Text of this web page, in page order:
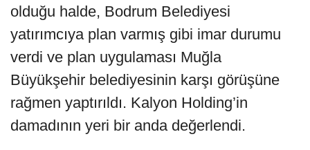
olduğu halde, Bodrum Belediyesi
yatırımcıya plan varmış gibi imar durumu
verdi ve plan uygulaması Muğla
Büyükşehir belediyesinin karşı görüşüne
rağmen yaptırıldı. Kalyon Holding’in
damadının yeri bir anda değerlendi.